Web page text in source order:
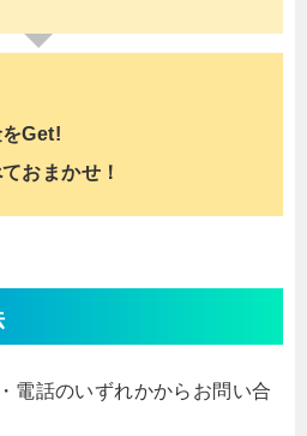
Get!
おまかせ！
電話のいずれかからお問い合